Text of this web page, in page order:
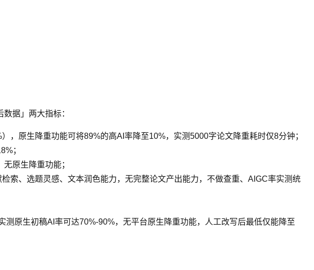
据」两大指标：
），原生降重功能可将89%的高AI率降至10%，实测5000字论文降重耗时仅8分钟；
；
原生降重功能；
索、选题灵感、文本润色能力，无完整论文产出能力，不做查重、AIGC率实测统
原生初稿AI率可达70%-90%，无平台原生降重功能，人工改写后最低仅能降至